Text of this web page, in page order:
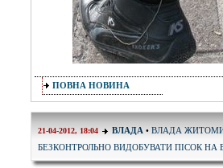
ПОВНА НОВИНА
21-04-2012, 18:04 ВЛАДА • ВЛАДА
БЕЗКОНТРОЛЬНО ВИДОБУВАТИ ПІСОК НА